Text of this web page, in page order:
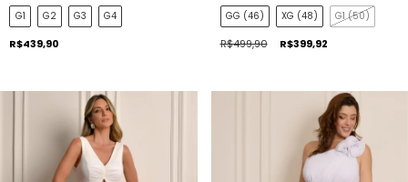
G1 G2 G3 G4
R$439,90
GG (46) XG (48) G1 (50)
R$499,90 R$399,92